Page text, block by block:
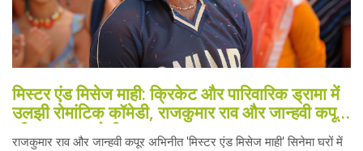
मिस्टर एंड मिसेज माही: क्रिकेट और पारिवारिक ड्रामा में
उलझी रोमांटिक कॉमेडी, राजकुमार राव और जान्हवी कपूर
की चमकदार जोड़ी
राजकुमार राव और जान्हवी कपूर अभिनीत 'मिस्टर एंड मिसेज माही' सिनेमा घरों में